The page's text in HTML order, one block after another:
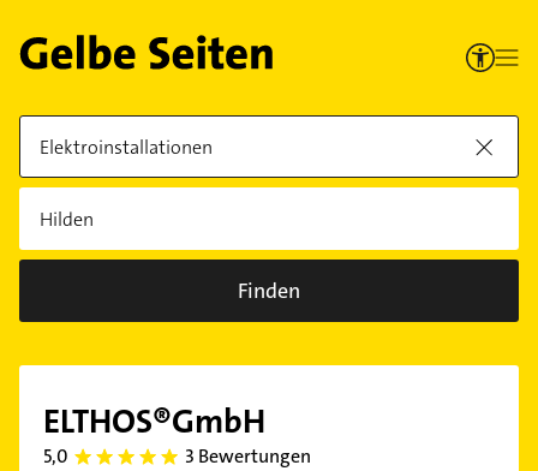
Finden
ELTHOS®GmbH
5,0 5.0 3 Bewertungen